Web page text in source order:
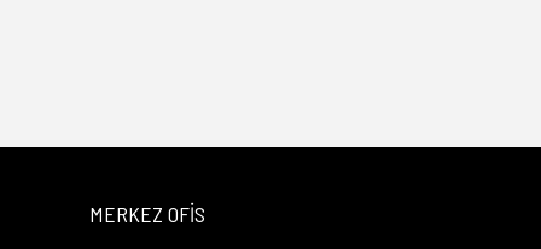
MERKEZ OFİS